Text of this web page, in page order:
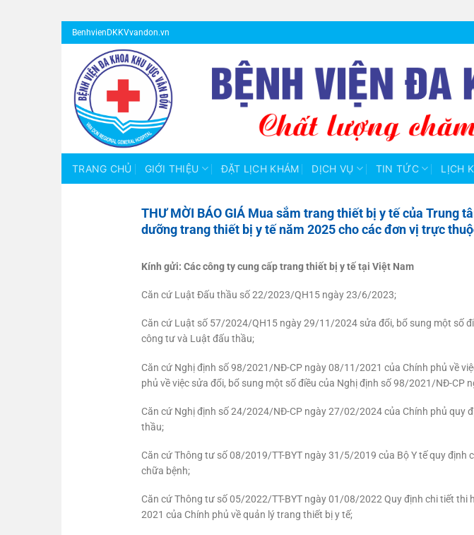
Bỏ
qua
dung
BenhvienDKKVvandon.vn
TRANG CHỦ GIỚI THIỆU ĐẶT LỊCH KHÁM DỊCH VỤ TIN TỨC LỊCH
THƯ MỜI BÁO GIÁ Mua sắm trang thiết bị y tế của Trung
dưỡng trang thiết bị y tế năm 2025 cho các đơn vị trực
Kính gửi: Các công ty cung cấp trang thiết bị y tế tại Việt Nam
Căn cứ Luật Đấu thầu số 22/2023/QH15 ngày 23/6/2023;
Căn cứ Luật số 57/2024/QH15 ngày 29/11/2024 sửa đổi, bổ sung một số
công tư và Luật đấu thầu;
Căn cứ Nghị định số 98/2021/NĐ-CP ngày 08/11/2021 của Chính phủ về
phủ về việc sửa đổi, bổ sung một số điều của Nghị định số 98/2021/NĐ-CP
Căn cứ Nghị định số 24/2024/NĐ-CP ngày 27/02/2024 của Chính phủ quy
thầu;
Căn cứ Thông tư số 08/2019/TT-BYT ngày 31/5/2019 của Bộ Y tế quy
chữa bệnh;
Căn cứ Thông tư số 05/2022/TT-BYT ngày 01/08/2022 Quy định chi tiết
2021 của Chính phủ về quản lý trang thiết bị y tế;